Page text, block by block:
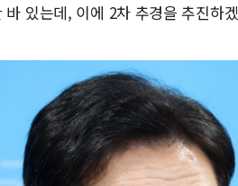
있는데, 이에 2차 추경을 추진하